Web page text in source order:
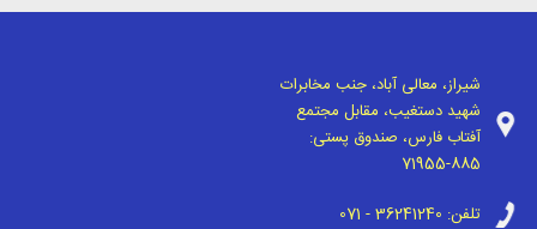
شیراز، معالی آباد، جنب مخابرات
شهید دستغیب، مقابل مجتمع
آفتاب فارس، صندوق پستی:
71955-885
تلفن: 071 - 36241240